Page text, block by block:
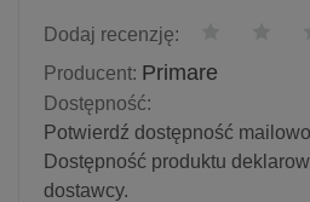
Dodaj recenzję:
Producent: Primare
Dostępność:
Potwierdź dostępność
Dostępność produktu
dostawcy.